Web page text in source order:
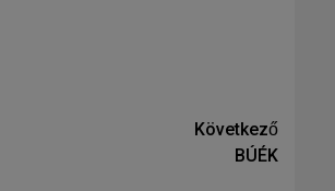
Következő
BÚÉK